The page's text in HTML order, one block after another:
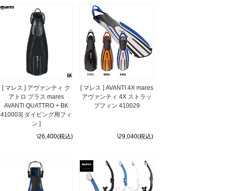
[ マレス ] アヴァンティ ク
アトロ プラス mares
AVANTI QUATTRO + BK
410003[ ダイビング用フィ
ン ]
\26,400(税込)
[ マレス ] AVANTI 4X mares
アヴァンティ 4X ストラッ
プフィン 410029
\29,040(税込)